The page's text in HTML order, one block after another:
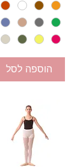
הוספה לסל